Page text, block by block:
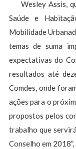
Wesley Assis,
Saúde e
Mobilidade
temas de suma
expectativas do
resultados até
Comdes, onde
ações para o
propostos pelos
trabalho que
Conselho em